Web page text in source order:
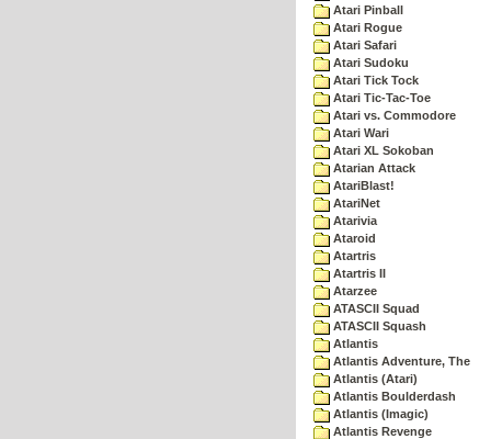
Atari Pinball
Atari Rogue
Atari Safari
Atari Sudoku
Atari Tick Tock
Atari Tic-Tac-Toe
Atari vs. Commodore
Atari Wari
Atari XL Sokoban
Atarian Attack
AtariBlast!
AtariNet
Atarivia
Ataroid
Atartris
Atartris II
Atarzee
ATASCII Squad
ATASCII Squash
Atlantis
Atlantis Adventure, The
Atlantis (Atari)
Atlantis Boulderdash
Atlantis (Imagic)
Atlantis Revenge